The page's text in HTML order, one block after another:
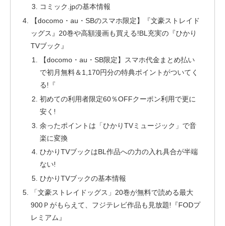
コミック.jpの基本情報
【docomo・au・SBのスマホ限定】『文豪ストレイド
ッグス』20巻や高額漫画も買える!BL充実の『ひかり
TVブック』
【docomo・au・SB限定】スマホ代金まとめ払い
で初月無料＆1,170円分の特典ポイントがついてく
る!『
初めての利用者限定60％OFFクーポン利用で更に
安く!
余ったポイントは「ひかりTVミュージック」で音
楽に変換
ひかりTVブックはBL作品への力の入れ具合が半端
ない!
ひかりTVブックの基本情報
「文豪ストレイドッグス」20巻が無料で読める最大
900Ｐがもらえて、フジテレビ作品も見放題!『FODプ
レミアム』